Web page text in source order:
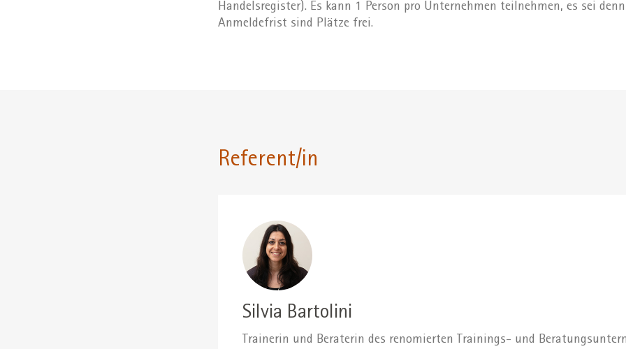
Handelsregister). Es kann 1 Person pro Unternehmen teilnehmen, es sei
Anmeldefrist sind Plätze frei.
Referent/in
Silvia Bartolini
Trainerin und Beraterin des renomierten Trainings- und